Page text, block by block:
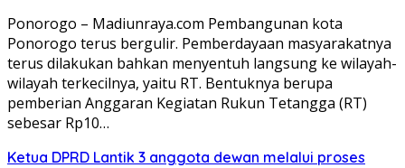
Ponorogo – Madiunraya.com Pembangunan kota
Ponorogo terus bergulir. Pemberdayaan masyarakatnya
terus dilakukan bahkan menyentuh langsung ke wilayah-
wilayah terkecilnya, yaitu RT. Bentuknya berupa
pemberian Anggaran Kegiatan Rukun Tetangga (RT)
sebesar Rp10…
Ketua DPRD Lantik 3 anggota dewan melalui proses